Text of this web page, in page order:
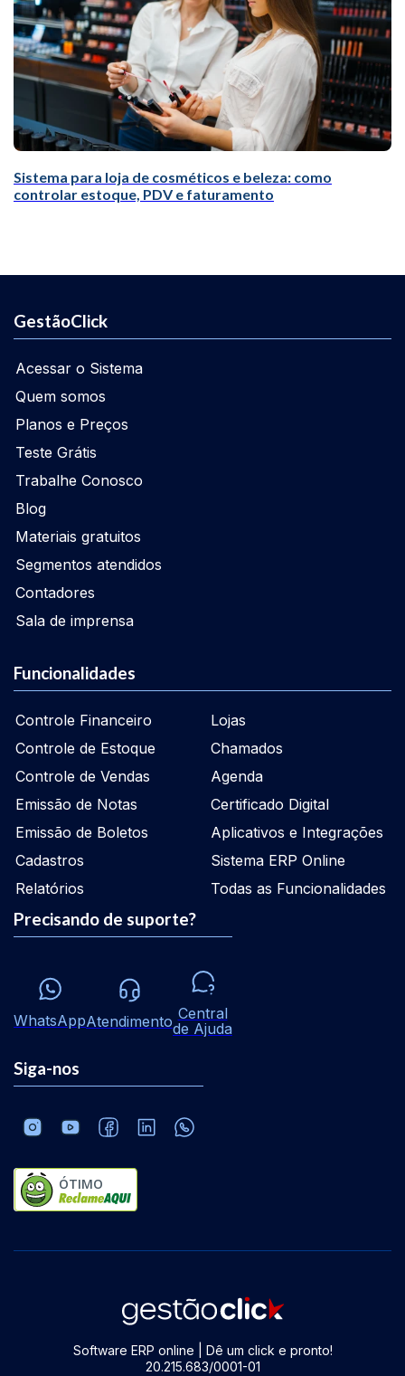
Sistema para loja de cosméticos e beleza: como
controlar estoque, PDV e faturamento
GestãoClick
Acessar o Sistema
Quem somos
Planos e Preços
Teste Grátis
Trabalhe Conosco
Blog
Materiais gratuitos
Segmentos atendidos
Contadores
Sala de imprensa
Funcionalidades
Controle Financeiro
Controle de Estoque
Controle de Vendas
Emissão de Notas
Emissão de Boletos
Cadastros
Relatórios
Lojas
Chamados
Agenda
Certificado Digital
Aplicativos e Integrações
Sistema ERP Online
Todas as Funcionalidades
Precisando de suporte?
WhatsAppAtendimento Central
de Ajuda
Siga-nos
ÓTIMO
Software ERP online | Dê um click e pronto!
20.215.683/0001-01